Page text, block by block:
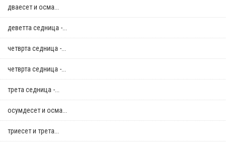
дваесет и осма...
деветта седница -...
четврта седница -...
четврта седница -...
трета седница -...
осумдесет и осма...
триесет и трета...